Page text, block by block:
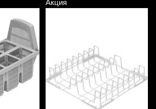
Акция